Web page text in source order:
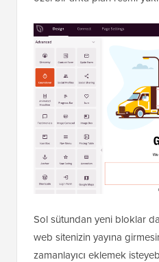
Bir şablon seçtikten sonra,
özelleştirmek için
oluşturucusuna
Burada, metni
özel bir arka plan resmi